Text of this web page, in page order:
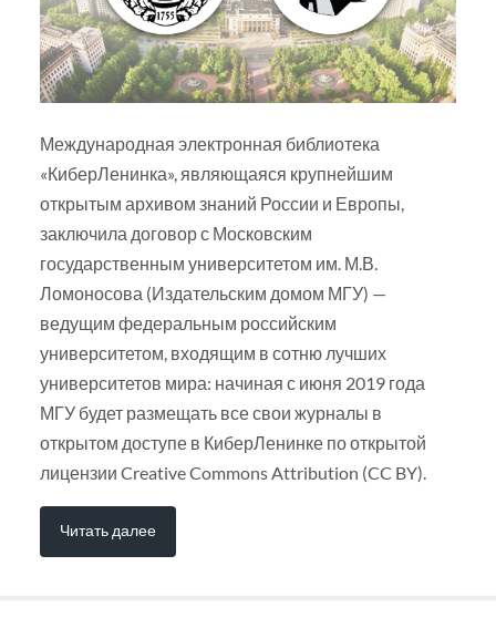
Международная электронная библиотека
«КиберЛенинка», являющаяся крупнейшим
открытым архивом знаний России и Европы,
заключила договор с Московским
государственным университетом им. М.В.
Ломоносова (Издательским домом МГУ) —
ведущим федеральным российским
университетом, входящим в сотню лучших
университетов мира: начиная с июня 2019 года
МГУ будет размещать все свои журналы в
открытом доступе в КиберЛенинке по открытой
лицензии Creative Commons Attribution (CC BY).
Читать далее